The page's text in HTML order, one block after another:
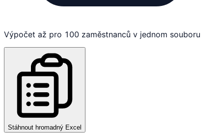
Výpočet až pro 100 zaměstnanců v jednom souboru
Stáhnout hromadný Excel